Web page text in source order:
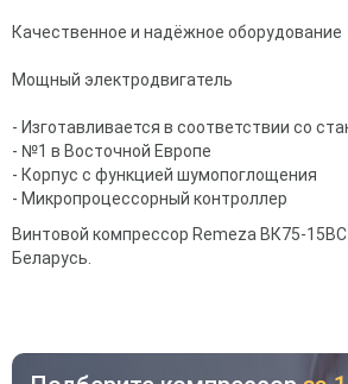
Качественное и надёжное оборудование
Мощный электродвигатель
- Изготавливается в соответствии со
- №1 в Восточной Европе
- Корпус с функцией шумопоглощения
- Микропроцессорный контроллер
Винтовой компрессор Remeza ВК75-
Беларусь.